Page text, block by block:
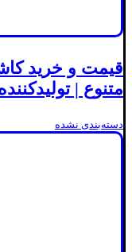
قیمت و خرید
متنوع |
دسته‌بندی نشده